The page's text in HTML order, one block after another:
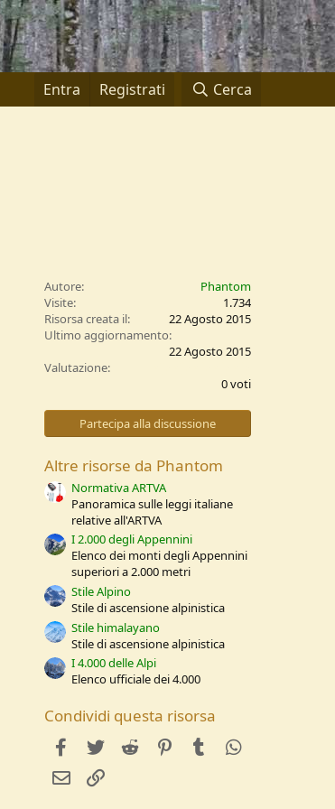
Entra Registrati Cerca
Autore
Phantom
Visite
1.734
Risorsa creata il
22 Agosto 2015
Ultimo aggiornamento
22 Agosto 2015
Valutazione
,
0
0
t
0 voti
Partecipa alla discussione
Altre risorse da Phantom
Normativa ARTVA
Panoramica sulle leggi italiane
relative all'ARTVA
I 2.000 degli Appennini
Elenco dei monti degli Appennini
superiori a 2.000 metri
Stile Alpino
Stile di ascensione alpinistica
Stile himalayano
Stile di ascensione alpinistica
I 4.000 delle Alpi
Elenco ufficiale dei 4.000
Condividi questa risorsa
facebook
Twitter Reddit Pinterest
Tumblr
e-mail